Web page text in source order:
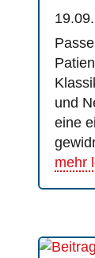
und
eine
mehr